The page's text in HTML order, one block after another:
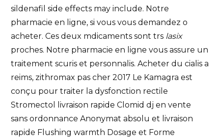
sildenafil side effects may include. Notre
pharmacie en ligne, si vous vous demandez o
acheter. Ces deux mdicaments sont trs lasix
proches. Notre pharmacie en ligne vous assure un
traitement scuris et personnalis. Acheter du cialis a
reims, zithromax pas cher 2017 Le Kamagra est
conçu pour traiter la dysfonction rectile
Stromectol livraison rapide Clomid dj en vente
sans ordonnance Anonymat absolu et livraison
rapide Flushing warmth Dosage et Forme